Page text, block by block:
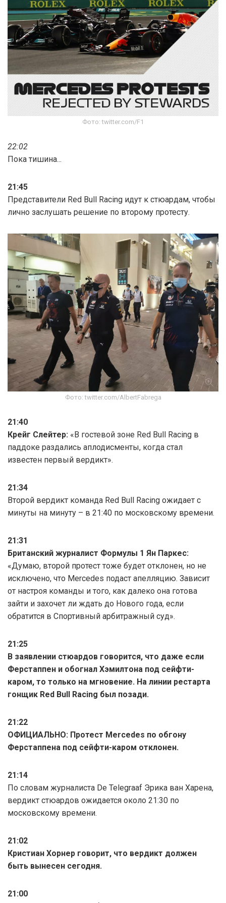
Фото: twitter.com/F1
22:02
Пока тишина...
21:45
Представители Red Bull Racing идут к стюардам, чтобы
лично заслушать решение по второму протесту.
Фото: twitter.com/AlbertFabrega
21:40
Крейг Слейтер: «В гостевой зоне Red Bull Racing в
паддоке раздались аплодисменты, когда стал
известен первый вердикт».
21:34
Второй вердикт команда Red Bull Racing ожидает с
минуты на минуту – в 21:40 по московскому времени.
21:31
Британский журналист Формулы 1 Ян Паркес:
«Думаю, второй протест тоже будет отклонен, но не
исключено, что Mercedes подаст апелляцию. Зависит
от настроя команды и того, как далеко она готова
зайти и захочет ли ждать до Нового года, если
обратится в Спортивный арбитражный суд».
21:25
В заявлении стюардов говорится, что даже если
Ферстаппен и обогнал Хэмилтона под сейфти-
каром, то только на мгновение. На линии рестарта
гонщик Red Bull Racing был позади.
21:22
ОФИЦИАЛЬНО: Протест Mercedes по обгону
Ферстаппена под сейфти-каром отклонен.
21:14
По словам журналиста De Telegraaf Эрика ван Харена,
вердикт стюардов ожидается около 21:30 по
московскому времени.
21:02
Кристиан Хорнер говорит, что вердикт должен
быть вынесен сегодня.
21:00